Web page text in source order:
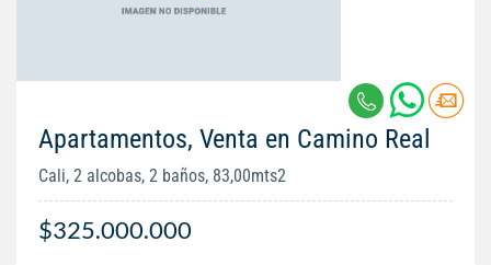
Apartamentos, Venta en Camino Real
Cali, 2 alcobas, 2 baños, 83,00mts2
$325.000.000